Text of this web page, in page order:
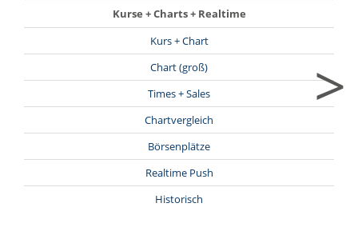
Kurse + Charts + Realtime
Kurs + Chart
Chart (groß)
Times + Sales
Chartvergleich
Börsenplätze
Realtime Push
Historisch
>